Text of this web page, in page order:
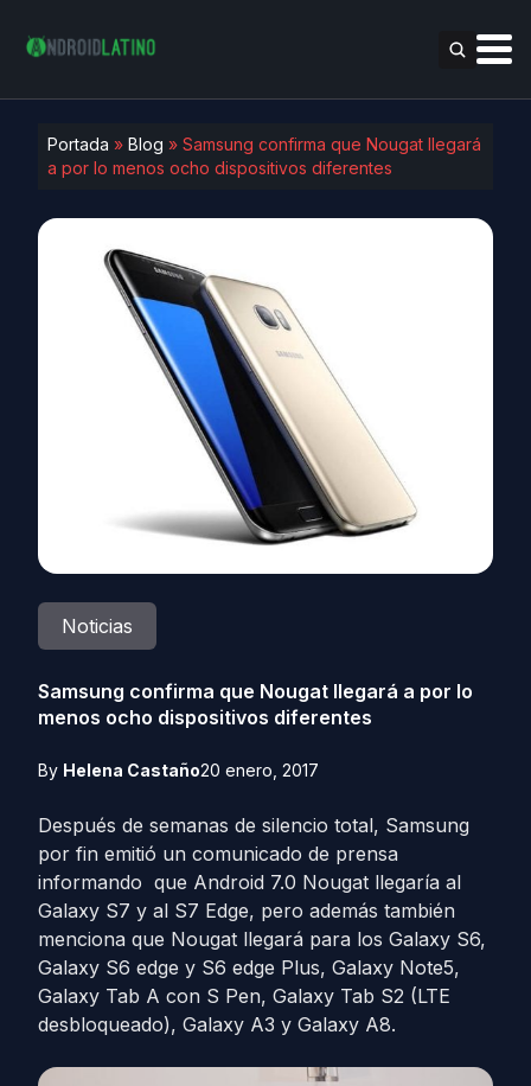
Portada » Blog » Samsung confirma que Nougat llegará
a por lo menos ocho dispositivos diferentes
Noticias
Samsung confirma que Nougat llegará a por lo
menos ocho dispositivos diferentes
By Helena Castaño20 enero, 2017
Después de semanas de silencio total, Samsung
por fin emitió un comunicado de prensa
informando que Android 7.0 Nougat llegaría al
Galaxy S7 y al S7 Edge, pero además también
menciona que Nougat llegará para los Galaxy S6,
Galaxy S6 edge y S6 edge Plus, Galaxy Note5,
Galaxy Tab A con S Pen, Galaxy Tab S2 (LTE
desbloqueado), Galaxy A3 y Galaxy A8.